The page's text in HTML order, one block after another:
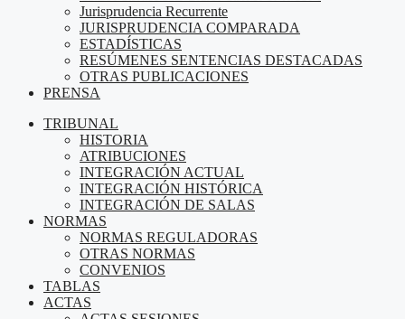
Jurisprudencia Recurrente
JURISPRUDENCIA COMPARADA
ESTADÍSTICAS
RESÚMENES SENTENCIAS DESTACADAS
OTRAS PUBLICACIONES
PRENSA
TRIBUNAL
HISTORIA
ATRIBUCIONES
INTEGRACIÓN ACTUAL
INTEGRACIÓN HISTÓRICA
INTEGRACIÓN DE SALAS
NORMAS
NORMAS REGULADORAS
OTRAS NORMAS
CONVENIOS
TABLAS
ACTAS